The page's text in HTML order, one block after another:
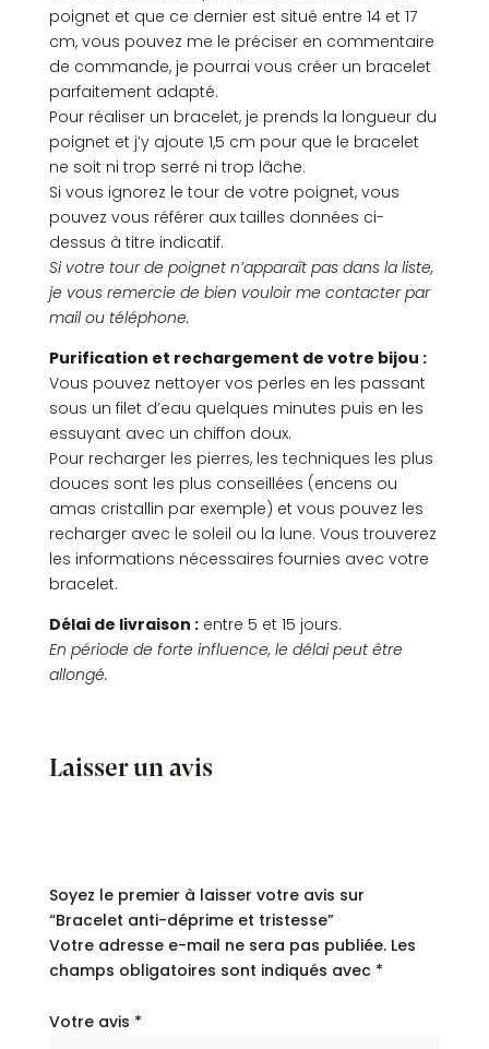
poignet et que ce dernier est situé entre 14 et 17
cm, vous pouvez me le préciser en commentaire
de commande, je pourrai vous créer un bracelet
parfaitement adapté.
Pour réaliser un bracelet, je prends la longueur du
poignet et j’y ajoute 1,5 cm pour que le bracelet
ne soit ni trop serré ni trop lâche.
Si vous ignorez le tour de votre poignet, vous
pouvez vous référer aux tailles données ci-
dessus à titre indicatif.
Si votre tour de poignet n’apparaît pas dans la liste,
je vous remercie de bien vouloir me contacter par
mail ou téléphone.
Purification et rechargement de votre bijou :
Vous pouvez nettoyer vos perles en les passant
sous un filet d’eau quelques minutes puis en les
essuyant avec un chiffon doux.
Pour recharger les pierres, les techniques les plus
douces sont les plus conseillées (encens ou
amas cristallin par exemple) et vous pouvez les
recharger avec le soleil ou la lune. Vous trouverez
les informations nécessaires fournies avec votre
bracelet.
Délai de livraison :entre 5 et 15 jours.
En période de forte influence, le délai peut être
allongé.
Laisser un avis
Soyez le premier à laisser votre avis sur
“Bracelet anti-déprime et tristesse”
Votre adresse e-mail ne sera pas publiée. Les
champs obligatoires sont indiqués avec *
Votre avis *